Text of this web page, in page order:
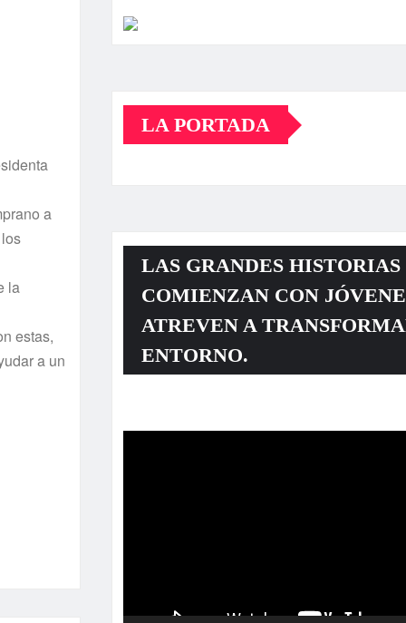
a
la
estas,
a un
LA PORTADA
LAS GRANDES HISTORIAS
COMIENZAN CON
ATREVEN A
ENTORNO.